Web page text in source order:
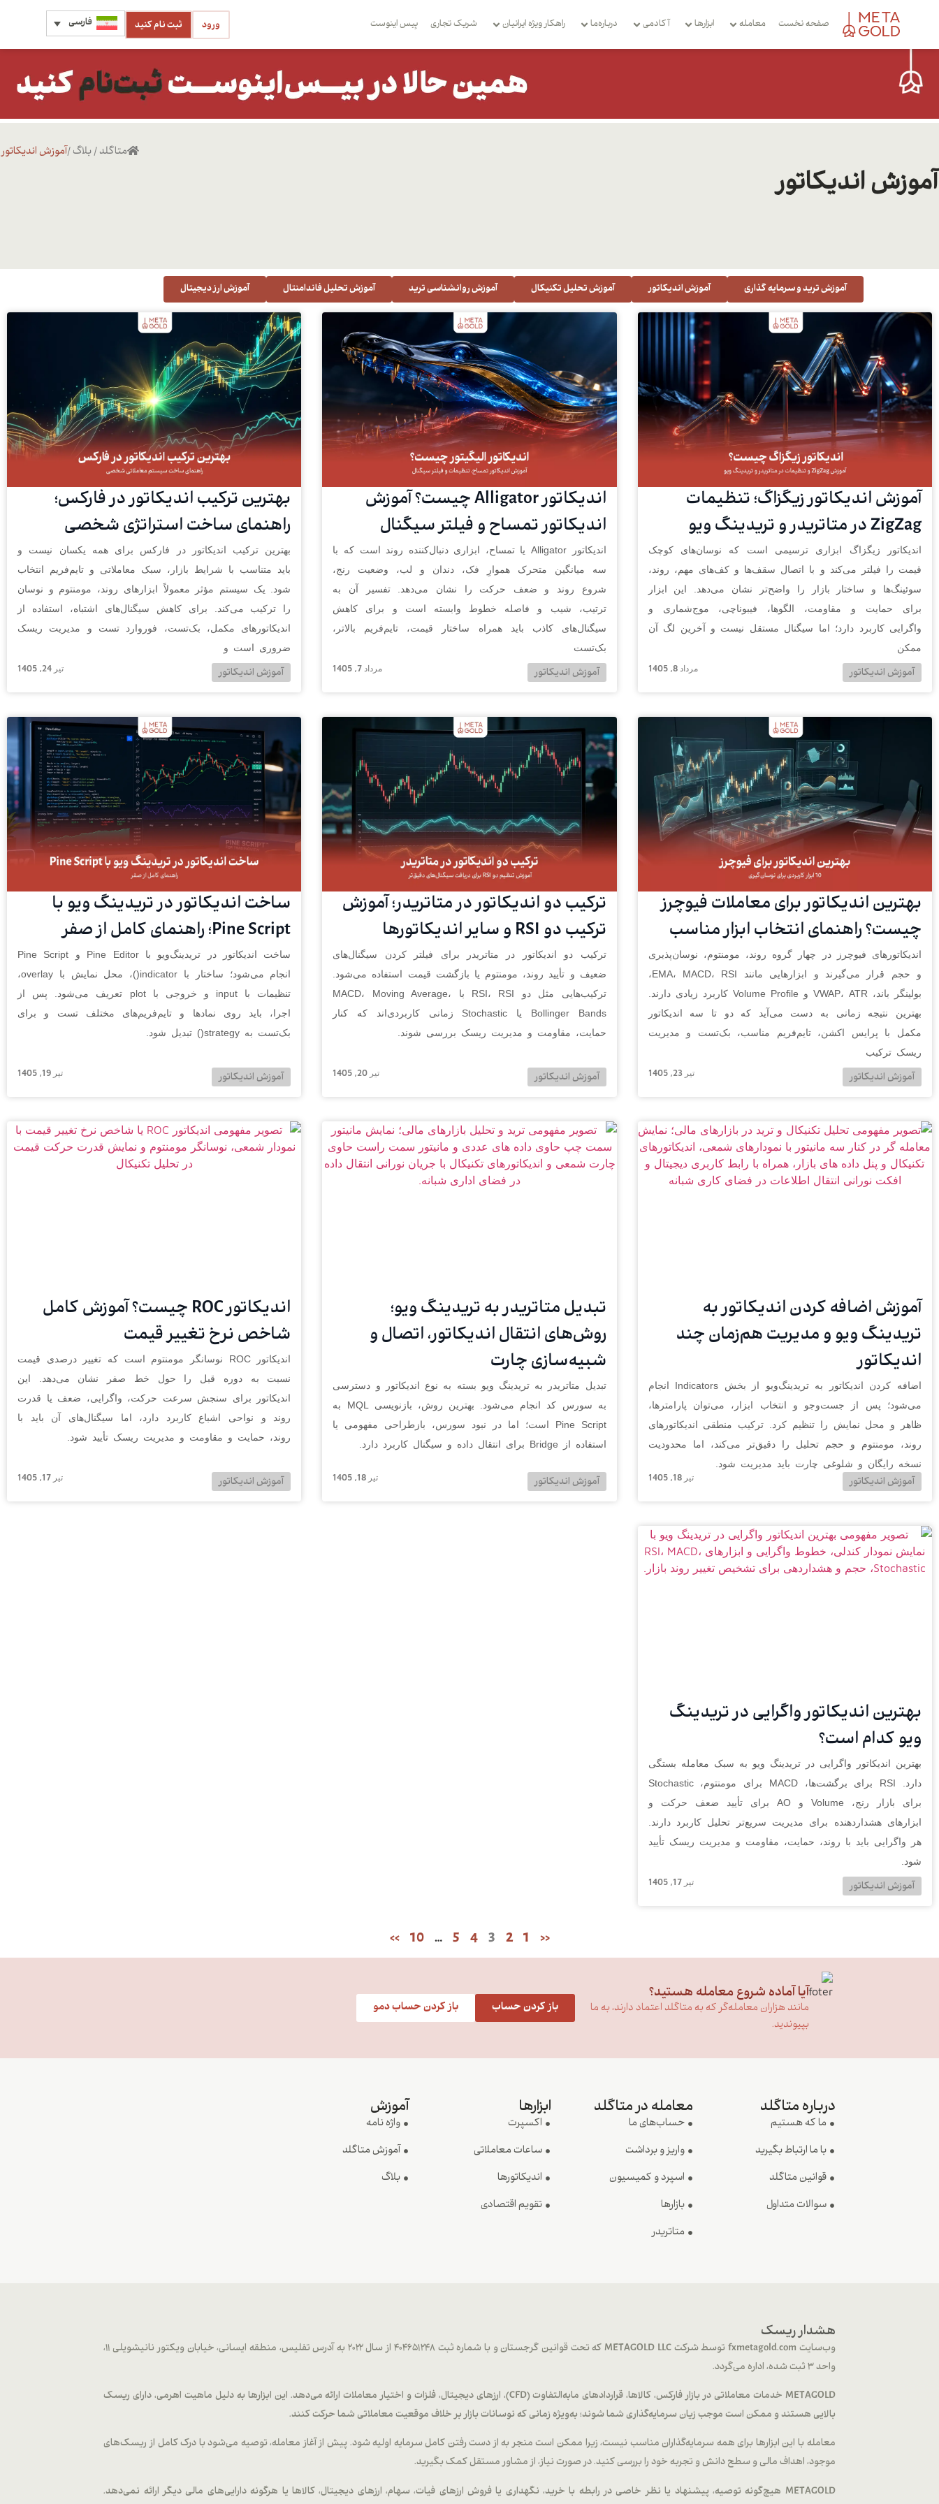
صفحه نخست معامله ابزارها آکادمی درباره‌ما راهکار ویژه ایرانیان شریک تجاری بِیس اینوست فارسی ثبت نام کنید ورود
آموزش اندیکاتور متاگلد /بلاگ /
آموزش اندیکاتور
آموزش ارز دیجیتال آموزش تحلیل فاندامنتال آموزش روانشناسی ترید آموزش تحلیل تکنیکال آموزش اندیکاتور آموزش ترید و سرمایه گذاری
آموزش اندیکاتور زیگزاگ؛ تنظیمات
ZigZag در متاتریدر و تریدینگ ویو
اندیکاتور زیگزاگ ابزاری ترسیمی است که نوسان‌های کوچک
قیمت را فیلتر می‌کند و با اتصال سقف‌ها و کف‌های مهم، روند،
سوئینگ‌ها و ساختار بازار را واضح‌تر نشان می‌دهد. این ابزار
برای حمایت و مقاومت، الگوها، فیبوناچی، موج‌شماری و
واگرایی کاربرد دارد؛ اما سیگنال مستقل نیست و آخرین لگ آن
ممکن
آموزش اندیکاتور مرداد 8, 1405
اندیکاتور Alligator چیست؟ آموزش
اندیکاتور تمساح و فیلتر سیگنال
اندیکاتور Alligator یا تمساح، ابزاری دنبال‌کننده روند است که با
سه میانگین متحرک هموارِ فک، دندان و لب، وضعیت رنج،
شروع روند و ضعف حرکت را نشان می‌دهد. تفسیر آن به
ترتیب، شیب و فاصله خطوط وابسته است و برای کاهش
سیگنال‌های کاذب باید همراه ساختار قیمت، تایم‌فریم بالاتر،
بک‌تست
آموزش اندیکاتور مرداد 7, 1405
بهترین ترکیب اندیکاتور در فارکس؛
راهنمای ساخت استراتژی شخصی
بهترین ترکیب اندیکاتور در فارکس برای همه یکسان نیست و
باید متناسب با شرایط بازار، سبک معاملاتی و تایم‌فریم انتخاب
شود. یک سیستم مؤثر معمولاً ابزارهای روند، مومنتوم و نوسان
را ترکیب می‌کند. برای کاهش سیگنال‌های اشتباه، استفاده از
اندیکاتورهای مکمل، بک‌تست، فوروارد تست و مدیریت ریسک
ضروری است و
آموزش اندیکاتور تیر 24, 1405
بهترین اندیکاتور برای معاملات فیوچرز
چیست؟ راهنمای انتخاب ابزار مناسب
اندیکاتورهای فیوچرز در چهار گروه روند، مومنتوم، نوسان‌پذیری
و حجم قرار می‌گیرند و ابزارهایی مانند EMA، MACD، RSI،
بولینگر باند، VWAP، ATR و Volume Profile کاربرد زیادی دارند.
بهترین نتیجه زمانی به دست می‌آید که دو تا سه اندیکاتور
مکمل با پرایس اکشن، تایم‌فریم مناسب، بک‌تست و مدیریت
ریسک ترکیب
آموزش اندیکاتور تیر 23, 1405
ترکیب دو اندیکاتور در متاتریدر؛ آموزش
ترکیب دو RSI و سایر اندیکاتورها
ترکیب دو اندیکاتور در متاتریدر برای فیلتر کردن سیگنال‌های
ضعیف و تأیید روند، مومنتوم یا بازگشت قیمت استفاده می‌شود.
ترکیب‌هایی مثل دو RSI، RSI با MACD، Moving Average،
Bollinger Bands یا Stochastic زمانی کاربردی‌اند که کنار
حمایت، مقاومت و مدیریت ریسک بررسی شوند.
آموزش اندیکاتور تیر 20, 1405
ساخت اندیکاتور در تریدینگ ویو با
Pine Script؛ راهنمای کامل از صفر
ساخت اندیکاتور در تریدینگ‌ویو با Pine Editor و Pine Script
انجام می‌شود؛ ساختار با indicator()، محل نمایش با overlay،
تنظیمات با input و خروجی با plot تعریف می‌شود. پس از
اجرا، باید روی نمادها و تایم‌فریم‌های مختلف تست و برای
بک‌تست به strategy() تبدیل شود.
آموزش اندیکاتور تیر 19, 1405
آموزش اضافه کردن اندیکاتور به
تریدینگ ویو و مدیریت هم‌زمان چند
اندیکاتور
اضافه کردن اندیکاتور به تریدینگ‌ویو از بخش Indicators انجام
می‌شود؛ پس از جست‌وجو و انتخاب ابزار، می‌توان پارامترها،
ظاهر و محل نمایش را تنظیم کرد. ترکیب منطقی اندیکاتورهای
روند، مومنتوم و حجم تحلیل را دقیق‌تر می‌کند، اما محدودیت
نسخه رایگان و شلوغی چارت باید مدیریت شود.
آموزش اندیکاتور تیر 18, 1405
تبدیل متاتریدر به تریدینگ ویو؛
روش‌های انتقال اندیکاتور، اتصال و
شبیه‌سازی چارت
تبدیل متاتریدر به تریدینگ ویو بسته به نوع اندیکاتور و دسترسی
به سورس کد انجام می‌شود. بهترین روش، بازنویسی MQL به
Pine Script است؛ اما در نبود سورس، بازطراحی مفهومی یا
استفاده از Bridge برای انتقال داده و سیگنال کاربرد دارد.
آموزش اندیکاتور تیر 18, 1405
اندیکاتور ROC چیست؟ آموزش کامل
شاخص نرخ تغییر قیمت
اندیکاتور ROC نوسانگر مومنتوم است که تغییر درصدی قیمت
نسبت به دوره قبل را حول خط صفر نشان می‌دهد. این
اندیکاتور برای سنجش سرعت حرکت، واگرایی، ضعف یا قدرت
روند و نواحی اشباع کاربرد دارد، اما سیگنال‌های آن باید با
روند، حمایت و مقاومت و مدیریت ریسک تأیید شود.
آموزش اندیکاتور تیر 17, 1405
بهترین اندیکاتور واگرایی در تریدینگ
ویو کدام است؟
بهترین اندیکاتور واگرایی در تریدینگ ویو به سبک معامله بستگی
دارد. RSI برای برگشت‌ها، MACD برای مومنتوم، Stochastic
برای بازار رنج، Volume و AO برای تأیید ضعف حرکت و
ابزارهای هشداردهنده برای مدیریت سریع‌تر تحلیل کاربرد دارند.
هر واگرایی باید با روند، حمایت، مقاومت و مدیریت ریسک تأیید
شود.
آموزش اندیکاتور تیر 17, 1405
<<
1
2
3
4
5
…
10
>>
آیا آماده شروع معامله هستید؟
مانند هزاران معامله‌گر که به متاگلد اعتماد دارند، به ما
بپیوندید.
باز کردن حساب باز کردن حساب دمو
درباره متاگلد
ما که هستیم
با ما ارتباط بگیرید
قوانین متاگلد
سوالات متداول
معامله در متاگلد
حساب‌های ما
واریز و برداشت
اسپرد و کمیسیون
بازارها
متاتریدر
ابزارها
اکسپرت
ساعات معاملاتی
اندیکاتورها
تقویم اقتصادی
آموزش
واژه نامه
آموزش متاگلد
بلاگ
هشدار ریسک
وب‌سایت fxmetagold.com توسط شرکت METAGOLD LLC که تحت قوانین گرجستان و با شماره ثبت ۴۰۴۶۵۱۲۴۸ از سال ۲۰۲۲ به آدرس تفلیس، منطقه ایسانی، خیابان ویکتور نانیشویلی 11،
واحد 3 ثبت شده، اداره می‌گردد.
METAGOLD خدمات معاملاتی در بازار فارکس، کالاها، قراردادهای مابه‌التفاوت (CFD)، ارزهای دیجیتال، فلزات و اختیار معاملات ارائه می‌دهد. این ابزارها به دلیل ماهیت اهرمی، دارای ریسک
بالایی هستند و ممکن است موجب زیان سرمایه‌گذاری شما شوند؛ به‌ویژه زمانی که نوسانات بازار بر خلاف موقعیت معاملاتی شما حرکت کنند.
معامله با این ابزارها برای همه سرمایه‌گذاران مناسب نیست، زیرا ممکن است منجر به از دست رفتن کامل سرمایه اولیه شود. پیش از آغاز معامله، توصیه می‌شود با درک کامل از ریسک‌های
موجود، اهداف مالی و سطح دانش و تجربه خود را بررسی کنید. در صورت نیاز، از مشاور مستقل کمک بگیرید.
METAGOLD هیچ‌گونه توصیه، پیشنهاد یا نظر خاصی در رابطه با خرید، نگهداری یا فروش ارزهای فیات، سهام، ارزهای دیجیتال، کالاها یا هرگونه دارایی‌های مالی دیگر ارائه نمی‌دهد.